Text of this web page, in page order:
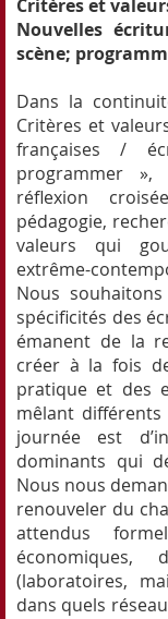
Critères et
Nouvelles
scène;
Dans la
Critères et
françaises /
programmer »,
réflexion
pédagogie,
valeurs qui
extrême-
Nous
spécificités des
émanent de la
créer à la fois
pratique et des
mêlant
journée est
dominants qui
Nous nous
renouveler du
attendus
(laboratoires,
dans quels